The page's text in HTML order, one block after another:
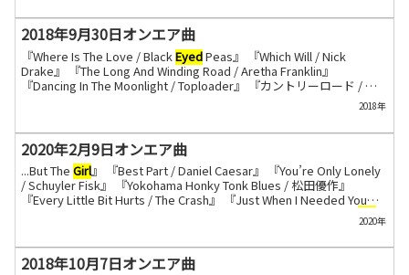
2018年9月30日オンエア曲
『Where Is The Love / BlackEyedPeas』 『Which Will / Nick
Drake』 『The Long And Winding Road / Aretha Franklin』
『Dancing In The Moonlight / Toploader』 『カントリーロード / 本
名陽子』 『Now You’re Not Here / Swing Out Sister』 『Fast Car /
Tracy Chapman』 『Reservations / Wilco』 『Blue Line Swinger /...
2018年
2020年2月9日オンエア曲
...But TheGirl』 『Best Part / Daniel Caesar』 『You’re Only Lonely
/ Schuyler Fisk』 『Yokohama Honky Tonk Blues / 松田優作』
『Every Little Bit Hurts / The Crash』 『Just When I Needed You
Girl
2020年
2018年10月7日オンエア曲